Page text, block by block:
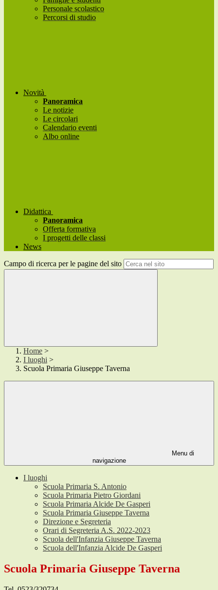
Personale scolastico
Percorsi di studio
Novità
Panoramica
Le notizie
Le circolari
Calendario eventi
Albo online
Didattica
Panoramica
Offerta formativa
I progetti delle classi
News
Campo di ricerca per le pagine del sito
Home >
I luoghi >
Scuola Primaria Giuseppe Taverna
Menu di
navigazione
I luoghi
Scuola Primaria S. Antonio
Scuola Primaria Pietro Giordani
Scuola Primaria Alcide De Gasperi
Scuola Primaria Giuseppe Taverna
Direzione e Segreteria
Orari di Segreteria A.S. 2022-2023
Scuola dell'Infanzia Giuseppe Taverna
Scuola dell'Infanzia Alcide De Gasperi
Scuola Primaria Giuseppe Taverna